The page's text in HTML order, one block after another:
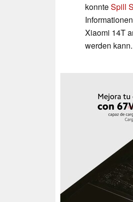
konnteSpill
Xiaomi 14T
werden kann.